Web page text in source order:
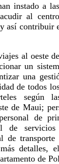
instado a
al
así contribuir
al oeste
un
una
de todos
según
de Maui;
de
de
de
detalles,
de